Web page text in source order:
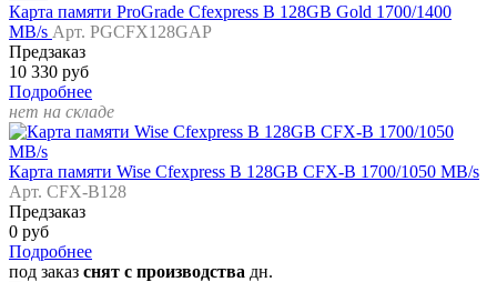
Карта памяти ProGrade Cfexpress B 128GB Gold 1700/1400
MB/s Арт. PGCFX128GAP
Предзаказ
10 330 руб
Подробнее
нет на складе
Карта памяти Wise Cfexpress B 128GB CFX-B 1700/1050 MB/s
Арт. CFX-B128
Предзаказ
0 руб
Подробнее
под заказ снят с производства дн.